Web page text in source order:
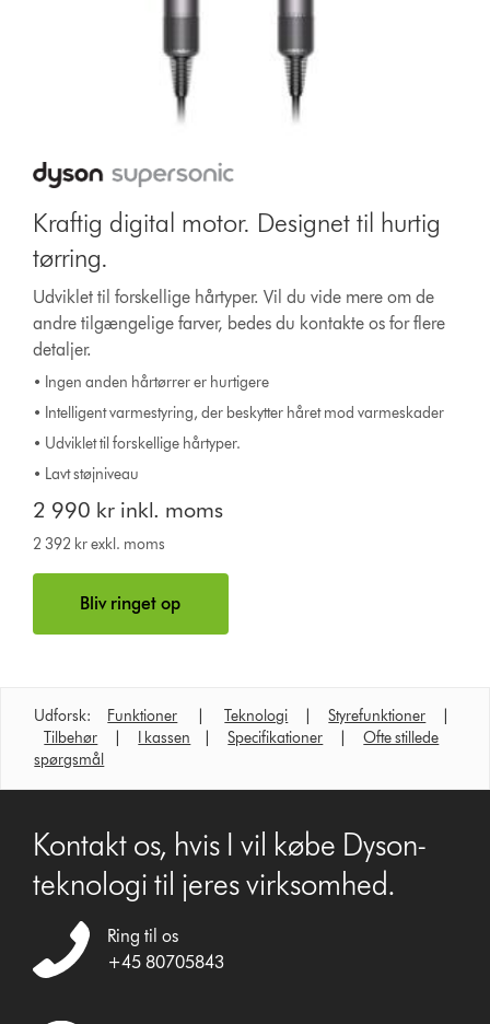
Kraftig digital motor. Designet til hurtig
tørring.
Udviklet til forskellige hårtyper. Vil du vide mere om de
andre tilgængelige farver, bedes du kontakte os for flere
detaljer.
• Ingen anden hårtørrer er hurtigere
• Intelligent varmestyring, der beskytter håret mod varmeskader
• Udviklet til forskellige hårtyper.
• Lavt støjniveau
2 990 kr inkl. moms
2 392 kr exkl. moms
Bliv ringet op
Udforsk: Funktioner |Teknologi |Styrefunktioner
Tilbehør
I kassen |Specifikationer |Ofte stillede
spørgsmål
Kontakt os, hvis I vil købe Dyson-
teknologi til jeres virksomhed.
Ring til os
+45 80705843